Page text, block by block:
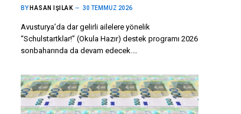
BY HASAN IŞILAK 30 TEMMUZ 2026
Avusturya’da dar gelirli ailelere yönelik
“Schulstartklar!” (Okula Hazır) destek programı 2026
sonbaharında da devam edecek.…